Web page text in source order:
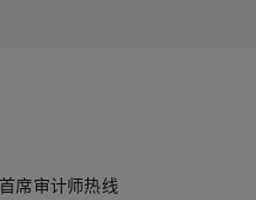
首席审计师热线